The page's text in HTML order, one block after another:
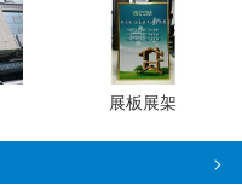
展板展架
>